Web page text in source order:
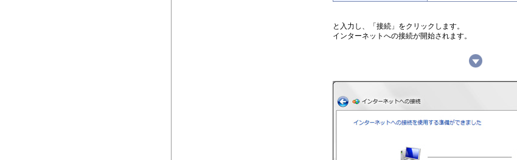
と入力し、「接続」をクリックします。
インターネットへの接続が開始されます。